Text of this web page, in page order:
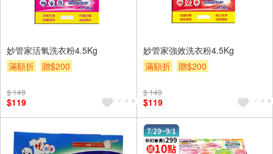
妙管家活氧洗衣粉4.5Kg
滿額折
贈$200
$ 149
$119
妙管家強效洗衣粉4.5Kg
滿額折
贈$200
$ 149
$119